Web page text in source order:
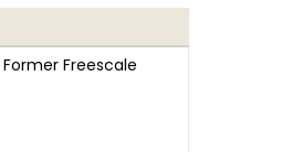
Freescale